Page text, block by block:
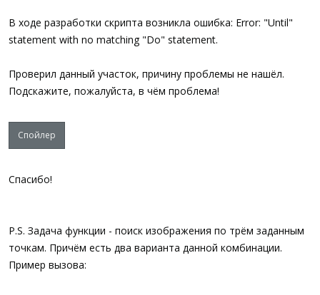
В ходе разработки скрипта возникла ошибка: Error: "Until"
statement with no matching "Do" statement.
Проверил данный участок, причину проблемы не нашёл.
Подскажите, пожалуйста, в чём проблема!
Спойлер
Спасибо!
P.S. Задача функции - поиск изображения по трём заданным
точкам. Причём есть два варианта данной комбинации.
Пример вызова: